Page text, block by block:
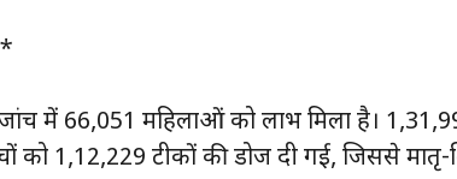
में 66,051 महिलाओं को लाभ मिला है।
को 1,12,229 टीकों की डोज दी गई, जिससे